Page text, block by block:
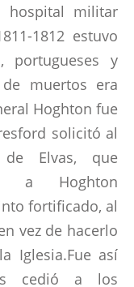
hospital militar
1812 estuvo
portugueses y
muertos era
Hoghton fue
solicitó al
de Elvas, que
a Hoghton
fortificado, al
vez de hacerlo
Iglesia.Fue así
cedió a los